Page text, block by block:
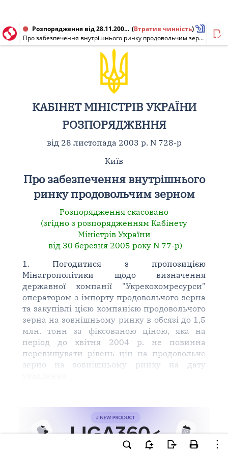
Розпорядження від 28.11.2003 № 728-р (Втратив чинність)
Про забезпечення внутрішнього ринку продовольчим зерном
КАБІНЕТ МІНІСТРІВ УКРАЇНИ
РОЗПОРЯДЖЕННЯ
від 28 листопада 2003 р. N 728-р
Київ
Про забезпечення внутрішнього
ринку продовольчим зерном
Розпорядження скасовано
(згідно з розпорядженням Кабінету
Міністрів України
від 30 березня 2005 року N 77-р)
1. Погодитися з пропозицією
Мінагрополітики щодо визначення
державної компанії "Укрекокомресурси"
оператором з імпорту продовольчого зерна
та закупівлі цією компанією продовольчого
зерна на зовнішньому ринку в обсязі до 1,5
млн. тонн за фіксованою ціною, яка на
період до квітня 2004 р. не повинна
перевищувати рівень цін на продовольче
зерно на зовнішньому ринку на дату